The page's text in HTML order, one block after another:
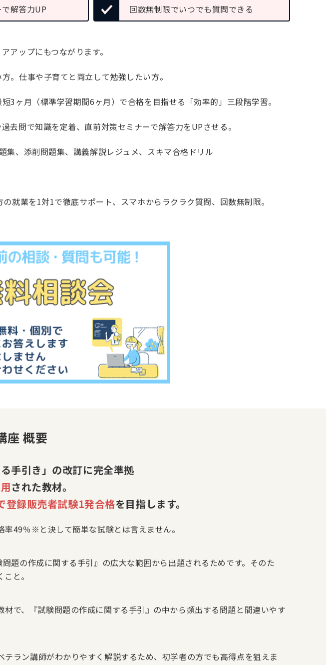
解答力UP 回数無制限でいつでも質問できる
アップにもつながります。
。仕事や子育てと両立して勉強したい方。
3ヶ月（標準学習期間6ヶ月）で合格を目指せる「効率的」三段階学習。
去問で知識を定着、直前対策セミナーで解答力をUPさせる。
、添削問題集、講義解説レジュメ、スキマ合格ドリル
就業を1対1で徹底サポート、スマホからラクラク質問、回数無制限。
座 概要
手引き」の改訂に完全準拠
された教材。
録販売者試験1発合格を目指します。
49％※と決して簡単な試験とは言えません。
題の作成に関する手引』の広大な範囲から出題されるためです。そのた
と。
で、『試験問題の作成に関する手引』の中から頻出する問題と間違いやす
ラン講師がわかりやすく解説するため、初学者の方でも高得点を狙えま